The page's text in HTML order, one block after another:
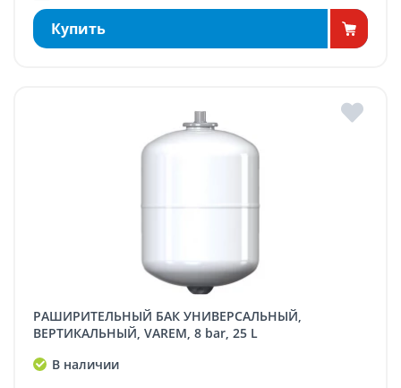
Купить
РАШИРИТЕЛЬНЫЙ БАК УНИВЕРСАЛЬНЫЙ,
ВЕРТИКАЛЬНЫЙ, VAREM, 8 bar, 25 L
В наличии